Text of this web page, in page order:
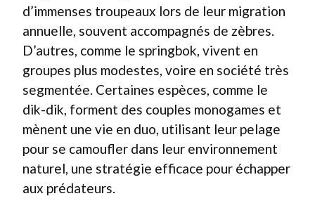
d’immenses troupeaux lors de leur migration
annuelle, souvent accompagnés de zèbres.
D’autres, comme le springbok, vivent en
groupes plus modestes, voire en société très
segmentée. Certaines espèces, comme le
dik-dik, forment des couples monogames et
mènent une vie en duo, utilisant leur pelage
pour se camoufler dans leur environnement
naturel, une stratégie efficace pour échapper
aux prédateurs.